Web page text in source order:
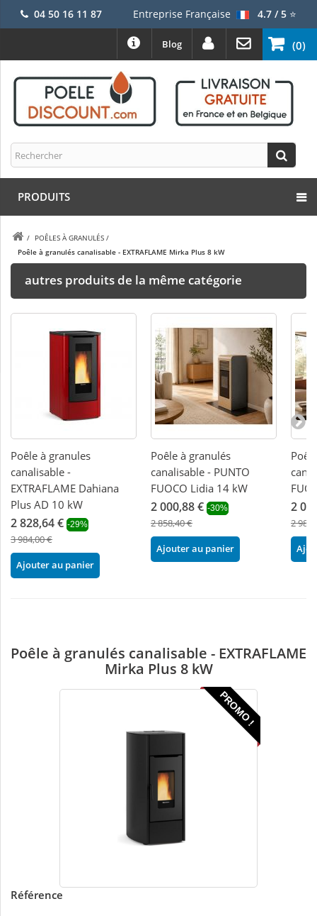
04 50 16 11 87 Entreprise Française 4.7 / 5⭐
(0)
Blog
PRODUITS
/ POÊLES À GRANULÉS /
Poêle à granulés canalisable - EXTRAFLAME Mirka Plus 8 kW
autres produits de la même catégorie
Poêle à granules
canalisable -
EXTRAFLAME Dahiana
Plus AD 10 kW
2 828,64 € -29%
3 984,00 €
Ajouter au panier
Poêle à granulés
canalisable - PUNTO
FUOCO Lidia 14 kW
2 000,88 € -30%
2 858,40 €
Ajouter au panier
2
2
Poêle à granulés canalisable - EXTRAFLAME
Mirka Plus 8 kW
PROMO !
Référence